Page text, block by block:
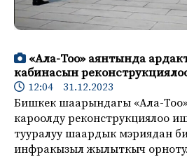
«Ала-Тоо» аянтында
кабинасын
12:04 31.12.2023
Бишкек шаарындагы «Ала-
кароолду реконструкциялоо
тууралуу шаардык мэриядан
инфракызыл жылыткыч